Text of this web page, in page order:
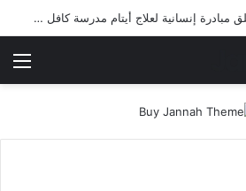
شرطة ميسان تلقي القبض على مطلقي العيارات النارية أثناء تشييع جنائزي في العمارة